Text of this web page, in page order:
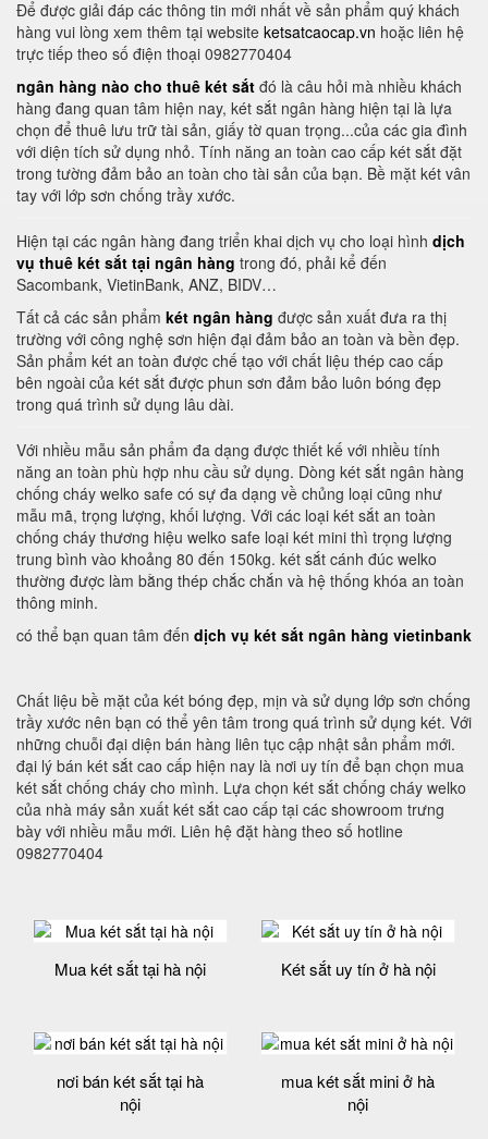
Để được giải đáp các thông tin mới nhất về sản phẩm quý khách
hàng vui lòng xem thêm tại website ketsatcaocap.vn hoặc liên hệ
trực tiếp theo số điện thoại 0982770404
ngân hàng nào cho thuê két sắt đó là câu hỏi mà nhiều khách
hàng đang quan tâm hiện nay, két sắt ngân hàng hiện tại là lựa
chọn để thuê lưu trữ tài sản, giấy tờ quan trọng...của các gia đình
với diện tích sử dụng nhỏ. Tính năng an toàn cao cấp két sắt đặt
trong tường đảm bảo an toàn cho tài sản của bạn. Bề mặt két vân
tay với lớp sơn chống trầy xước.
Hiện tại các ngân hàng đang triển khai dịch vụ cho loại hình dịch
vụ thuê két sắt tại ngân hàng trong đó, phải kể đến
Sacombank, VietinBank, ANZ, BIDV…
Tất cả các sản phẩm két ngân hàng được sản xuất đưa ra thị
trường với công nghệ sơn hiện đại đảm bảo an toàn và bền đẹp.
Sản phẩm két an toàn được chế tạo với chất liệu thép cao cấp
bên ngoài của két sắt được phun sơn đảm bảo luôn bóng đẹp
trong quá trình sử dụng lâu dài.
Với nhiều mẫu sản phẩm đa dạng được thiết kế với nhiều tính
năng an toàn phù hợp nhu cầu sử dụng. Dòng két sắt ngân hàng
chống cháy welko safe có sự đa dạng về chủng loại cũng như
mẫu mã, trọng lượng, khối lượng. Với các loại két sắt an toàn
chống cháy thương hiệu welko safe loại két mini thì trọng lượng
trung bình vào khoảng 80 đến 150kg. két sắt cánh đúc welko
thường được làm bằng thép chắc chắn và hệ thống khóa an toàn
thông minh.
có thể bạn quan tâm đến dịch vụ két sắt ngân hàng vietinbank
Chất liệu bề mặt của két bóng đẹp, mịn và sử dụng lớp sơn chống
trầy xước nên bạn có thể yên tâm trong quá trình sử dụng két. Với
những chuỗi đại diện bán hàng liên tục cập nhật sản phẩm mới.
đại lý bán két sắt cao cấp hiện nay là nơi uy tín để bạn chọn mua
két sắt chống cháy cho mình. Lựa chọn két sắt chống cháy welko
của nhà máy sản xuất két sắt cao cấp tại các showroom trưng
bày với nhiều mẫu mới. Liên hệ đặt hàng theo số hotline
0982770404
Mua két sắt tại hà nội Két sắt uy tín ở hà nội
nơi bán két sắt tại hà
nội
mua két sắt mini ở hà
nội